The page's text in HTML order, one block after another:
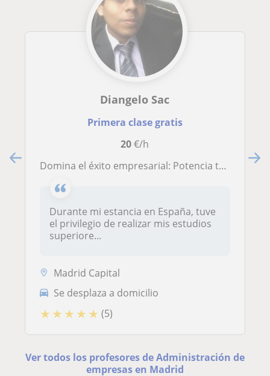
Diangelo Sac
Primera clase gratis
20€/h
Domina el éxito empresarial: Potencia tus resultados con el toque mágico de la Administración por el experto en soluciones
Durante mi estancia en España, tuve
el privilegio de realizar mis estudios
superiore...
Madrid Capital
Se desplaza a domicilio
★ ★ ★ ★ ★ (5)
Ver todos los profesores de Administración de
empresas en Madrid